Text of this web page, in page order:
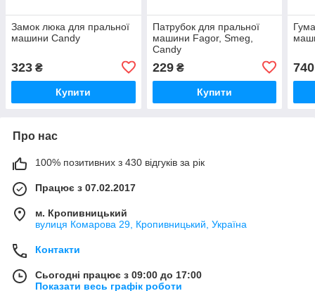
Замок люка для пральної
машини Candy
323 ₴
Купити
Патрубок для пральної
машини Fagor, Smeg,
Candy
229₴
Купити
740
Про нас
100% позитивних з 430 відгуків за рік
Працює з 07.02.2017
м. Кропивницький
вулиця Комарова 29, Кропивницький, Україна
Контакти
Сьогодні працює з 09:00 до 17:00
Показати весь графік роботи